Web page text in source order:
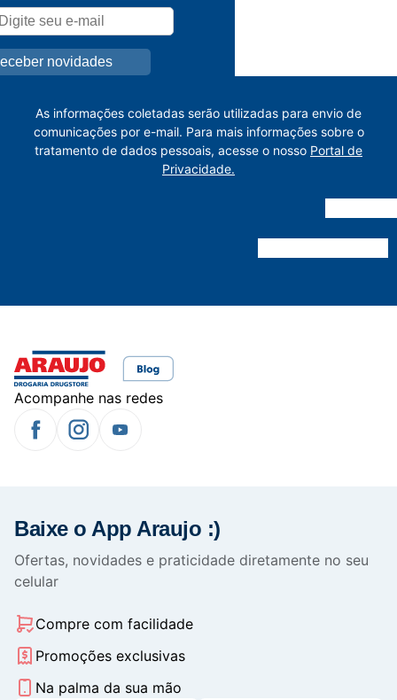
As informações coletadas serão utilizadas para envio de
comunicações por e-mail. Para mais informações sobre o
tratamento de dados pessoais, acesse o nosso Portal de
Privacidade.
Acompanhe nas redes
Baixe o App Araujo :)
Ofertas, novidades e praticidade diretamente no seu
celular
Compre com facilidade
Promoções exclusivas
Na palma da sua mão